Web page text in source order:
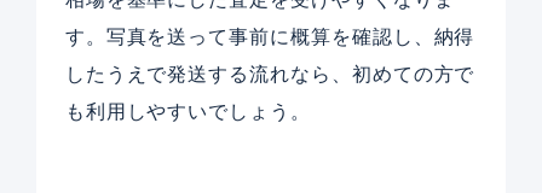
す。写真を送って事前に概算を確認し、納得
したうえで発送する流れなら、初めての方で
も利用しやすいでしょう。